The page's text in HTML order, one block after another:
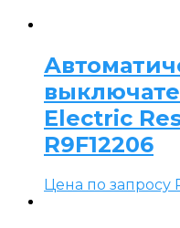
Electric
R9F12206
Цена по запросу